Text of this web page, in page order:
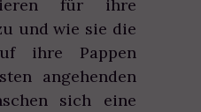
für ihre
und wie sie die
ihre Pappen
angehenden
sich eine